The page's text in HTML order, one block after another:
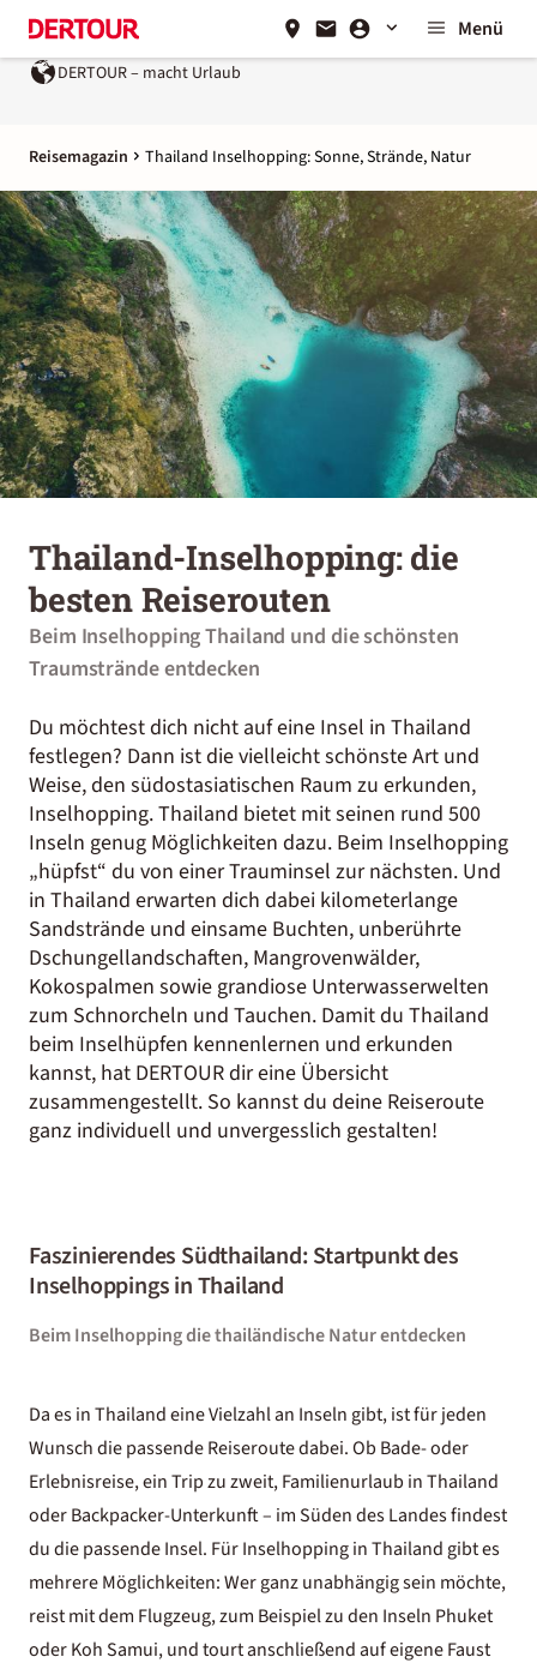
Menü
Ein Unternehmen der
Reisemagazin Thailand Inselhopping: Sonne, Strände, Natur
Thailand-Inselhopping: die
besten Reiserouten
Beim Inselhopping Thailand und die schönsten
Traumstrände entdecken
Du möchtest dich nicht auf eine Insel in Thailand
festlegen? Dann ist die vielleicht schönste Art und
Weise, den südostasiatischen Raum zu erkunden,
Inselhopping. Thailand bietet mit seinen rund 500
Inseln genug Möglichkeiten dazu. Beim Inselhopping
„hüpfst“ du von einer Trauminsel zur nächsten. Und
in Thailand erwarten dich dabei kilometerlange
Sandstrände und einsame Buchten, unberührte
Dschungellandschaften, Mangrovenwälder,
Kokospalmen sowie grandiose Unterwasserwelten
zum Schnorcheln und Tauchen. Damit du Thailand
beim Inselhüpfen kennenlernen und erkunden
kannst, hat DERTOUR dir eine Übersicht
zusammengestellt. So kannst du deine Reiseroute
ganz individuell und unvergesslich gestalten!
Faszinierendes Südthailand: Startpunkt des
Inselhoppings in Thailand
Beim Inselhopping die thailändische Natur entdecken
Da es in Thailand eine Vielzahl an Inseln gibt, ist für jeden
Wunsch die passende Reiseroute dabei. Ob Bade- oder
Erlebnisreise, ein Trip zu zweit,Familienurlaub in Thailand
oder Backpacker-Unterkunft – im Süden des Landes findest
du die passende Insel. Für Inselhopping in Thailand gibt es
mehrere Möglichkeiten: Wer ganz unabhängig sein möchte,
reist mit dem Flugzeug, zum Beispiel zu den Inseln Phuket
oder Koh Samui, und tourt anschließend auf eigene Faust